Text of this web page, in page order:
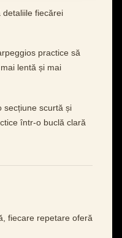
detaliile fiecărei
practice să
lentă și mai
secțiune scurtă și
într-o buclă clară
fiecare repetare oferă